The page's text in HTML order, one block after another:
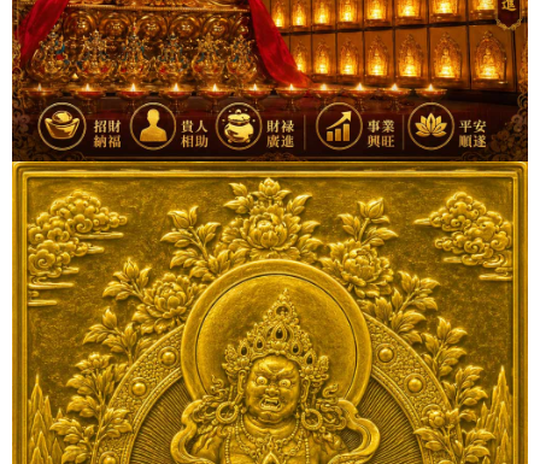
【「AFTEE先享後付」結帳流程】
１．於結帳方式選擇「AFTEE先享後付」後，將跳轉至「AFTEE先享後付」
結帳頁面，進行簡訊認證並確認金額後，即可完成結帳。
２．訂單成立數日內，您將收到繳費通知簡訊。
３．收到繳費通知簡訊後14天內，點擊此簡訊中的連結，可透過四大超商／
ATM／網路銀行／等多元方式進行付款，方視為交易完成。
※ 請注意：結帳手續完成當下不需立刻繳費，但若您需要取消訂單，請聯絡
購買商品的店家。未經商家同意取消之訂單仍視為有效，需透過AFTEE先享
後付繳納相關費用。
※ 交易是否成功請以「AFTEE先享後付 」之結帳頁面顯示為準，若有關於
是否繳費成功／繳費後需取消欲退款等相關疑問，請聯繫「AFTEE先享後付
客戶支援中心」https://netprotections.freshdesk.com/support/home
【注意事項】
１．透過由恩沛科技股份有限公司提供之「AFTEE先享後付」服務完成之交
易，需依本服務之必要範圍內提供個人資料，並將交易相關給付款項請求債
權轉讓予恩沛科技股份有限公司。
２．關於個人資料處理事宜，請瀏覽以下網址：
https://aftee.tw/terms/#terms3
３．未成年的使用者請事先徵得法定代理人或監護人之同意方可使用
宅配
每筆NT$80，滿NT$1,000(含以上)免運費
台灣免運費祈福項目
免運費
國家/地區配送 查看運費